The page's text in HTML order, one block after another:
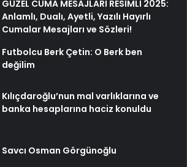
GÜZEL CUMA MESAJLARI RESİMLİ 2025:
Anlamlı, Dualı, Ayetli, Yazılı Hayırlı
Cumalar Mesajları ve Sözleri!
Futbolcu Berk Çetin: O Berk ben
değilim
Kılıçdaroğlu’nun mal varlıklarına ve
banka hesaplarına haciz konuldu
Savcı Osman Görgünoğlu